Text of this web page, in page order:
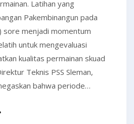
Latihan yang
Pakembinangun pada
menjadi momentum
untuk mengevaluasi
kualitas permainan skuad
Teknis PSS Sleman,
bahwa periode…